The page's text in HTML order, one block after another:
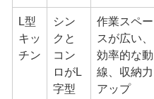
L型
キッ
チン
シン
クと
コン
ロがL
字型
作業スペー
スが広い、
効率的な動
線、収納力
アップ